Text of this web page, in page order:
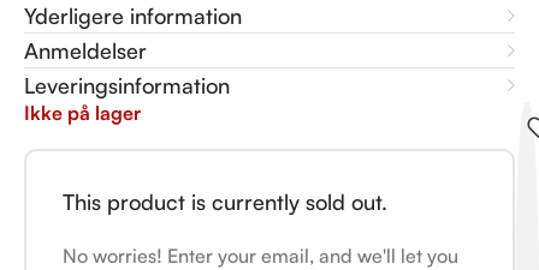
Yderligere information
Anmeldelser
Leveringsinformation
Ikke på lager
This product is currently sold out.
No worries! Enter your email, and we'll let you